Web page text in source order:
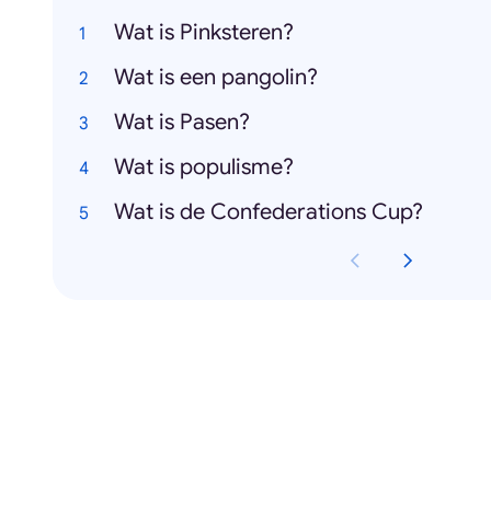
Wat is Pinksteren?
Wat is een pangolin?
Wat is Pasen?
Wat is populisme?
Wat is de Confederations Cup?